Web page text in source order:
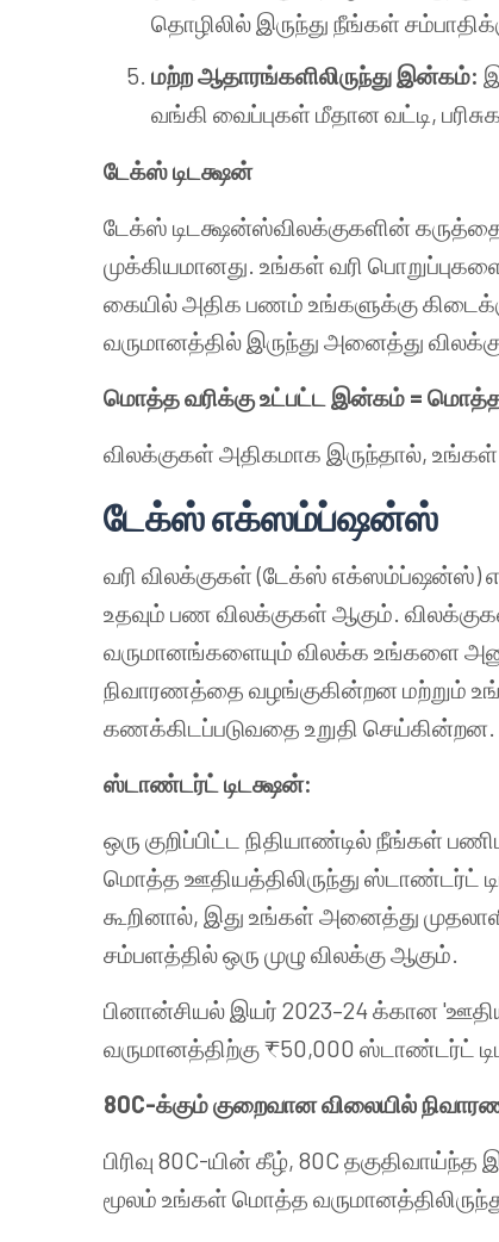
தொழிலில் இருந்து நீங்கள்
மற்ற ஆதாரங்களிலிருந்து இன்கம்:
வங்கி வைப்புகள் மீதான வட்டி,
டேக்ஸ் டிடக்ஷன்
டேக்ஸ் டிடக்ஷன்ஸ்விலக்குகளின்
முக்கியமானது. உங்கள் வரி
கையில் அதிக பணம் உங்களுக்கு
வருமானத்தில் இருந்து அனைத்து
மொத்த வரிக்கு உட்பட்ட இன்கம் =
விலக்குகள் அதிகமாக இருந்தால்,
டேக்ஸ் எக்ஸம்ப்ஷன்ஸ்
வரி விலக்குகள் (டேக்ஸ் எக்ஸம்ப்ஷன்ஸ்)
உதவும் பண விலக்குகள் ஆகும்.
வருமானங்களையும் விலக்க உங்களை
நிவாரணத்தை வழங்குகின்றன மற்றும்
கணக்கிடப்படுவதை உறுதி செய்கின்றன.
ஸ்டாண்டர்ட் டிடக்ஷன்:
ஒரு குறிப்பிட்ட நிதியாண்டில் நீங்கள்
மொத்த ஊதியத்திலிருந்து ஸ்டாண்டர்ட்
கூறினால், இது உங்கள் அனைத்து
சம்பளத்தில் ஒரு முழு விலக்கு ஆகும்.
பினான்சியல் இயர் 2023–24 க்கான
வருமானத்திற்கு ₹50,000 ஸ்டாண்டர்ட்
80C-க்கும் குறைவான விலையில்
பிரிவு 80C-யின் கீழ், 80C
மூலம் உங்கள் மொத்த